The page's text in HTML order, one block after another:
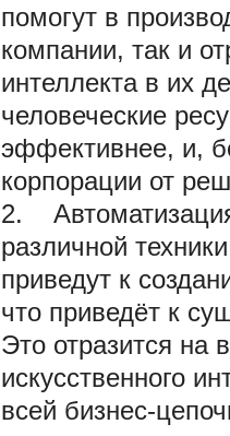
помогут в
компании, так и
интеллекта в их
человеческие
эффективнее, и,
корпорации от
2.
различной
приведут к
что приведёт к
Это отразится на
искусственного
всей бизнес-